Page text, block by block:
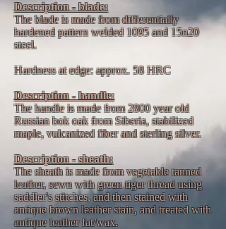
Description - blade:
The blade is made from differentially
hardened pattern welded 1095 and 15n20
steel.
Hardness at edge: approx. 58 HRC
Description - handle:
The handle is made from 2800 year old
Russian bok oak from Siberia, stabilized
maple, vulcanized fiber and sterling silver.
Description - sheath:
The sheath is made from vegetable tanned
leather, sewn with green tiger thread using
saddler's stitches, and then stained with
antique brown leather stain, and treated with
antique leather fat/wax.